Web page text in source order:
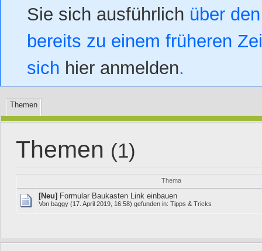
Sie sich ausführlich über
bereits zu einem früheren
sich hier anmelden.
Themen
Themen (1)
Thema
[Neu] Formular Baukasten Link einbauen
Von baggy (17. April 2019, 16:58) gefunden in: Tipps & Tricks